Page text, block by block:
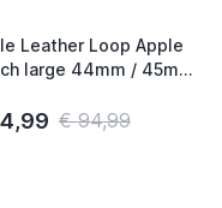
Leather Loop Apple
large 44mm / 45mm
€ 94,99